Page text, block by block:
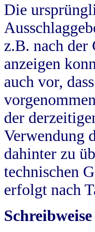
Die
z.B. nach
anzeigen
auch vor,
der
Verwendung
dahinter zu
technischen
erfolgt nach